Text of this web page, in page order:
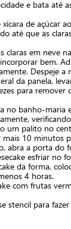
e bata até
de açúcar
até que as
claras em neve
bem.
Despeje a
da panela,
para remover
no banho-maria
um palito no
mais 10 minutos
abra a porta do
esfriar no
da forma,
4 horas.
com frutas
stencil para